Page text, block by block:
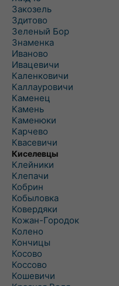
Закозель
Здитово
Зеленый Бор
Знаменка
Иваново
Ивацевичи
Каленковичи
Каллауровичи
Каменец
Камень
Каменюки
Карчево
Квасевичи
Киселевцы
Клейники
Клепачи
Кобрин
Кобыловка
Ковердяки
Кожан-Городок
Колено
Кончицы
Косово
Коссово
Кошевичи